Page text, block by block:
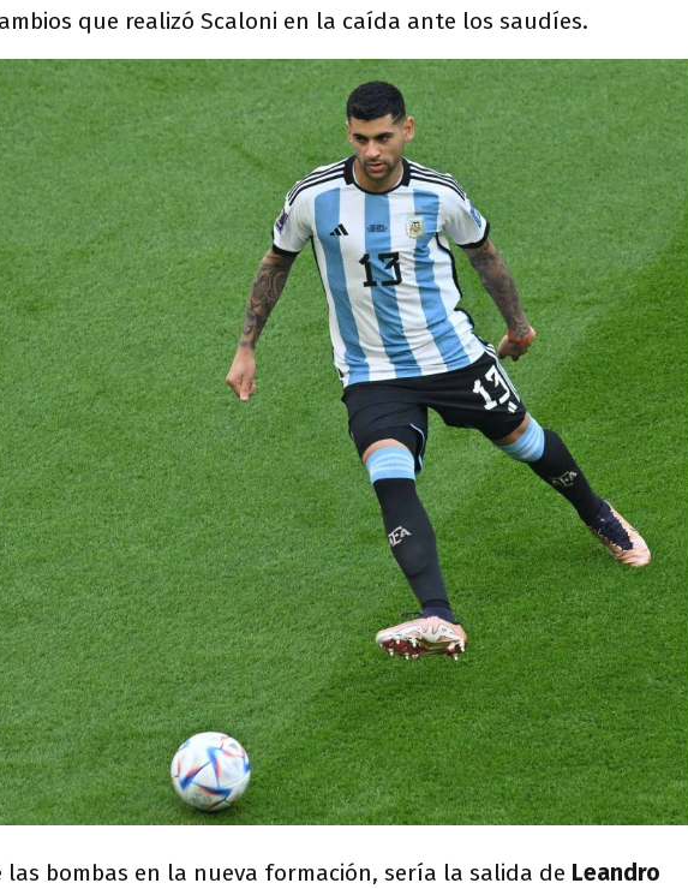
que realizó Scaloni en la caída ante los saudíes.
las bombas en la nueva formación, sería la salida de Leandro